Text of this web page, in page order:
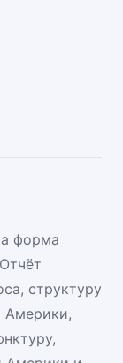
форма
структуру
Америки,